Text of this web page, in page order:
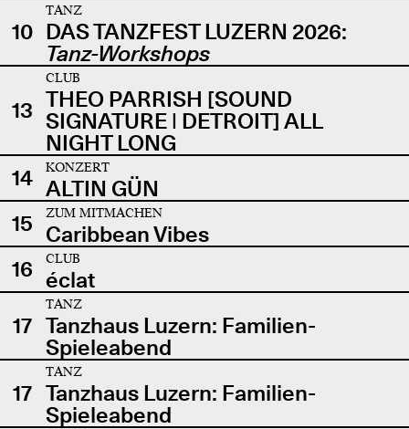
10
TANZ
DAS TANZFEST LUZERN 2026:
Tanz-Workshops
13
CLUB
THEO PARRISH [SOUND
SIGNATURE | DETROIT] ALL
NIGHT LONG
14
KONZERT
ALTIN GÜN
15
ZUM MITMACHEN
Caribbean Vibes
16
CLUB
éclat
17
TANZ
Tanzhaus Luzern: Familien-
Spieleabend
17
TANZ
Tanzhaus Luzern: Familien-
Spieleabend